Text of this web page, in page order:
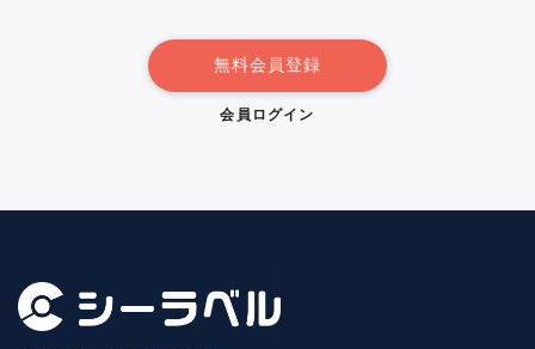
無料会員登録
会員ログイン